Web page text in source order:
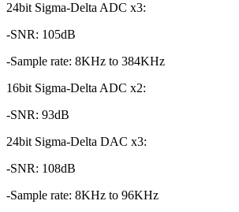
24bit Sigma-Delta ADC x3:
-SNR: 105dB
-Sample rate: 8KHz to 384KHz
16bit Sigma-Delta ADC x2:
-SNR: 93dB
24bit Sigma-Delta DAC x3:
-SNR: 108dB
-Sample rate: 8KHz to 96KHz